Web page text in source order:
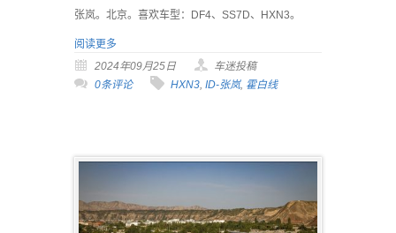
张岚。北京。喜欢车型：DF4、SS7D、HXN3。
阅读更多
2024年09月25日
车迷投稿
0条评论
HXN3 ID-张岚, 霍白线